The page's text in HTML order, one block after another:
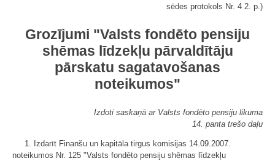
sēdes protokols Nr. 4 2. p.)
Grozījumi "Valsts fondēto pensiju
shēmas līdzekļu pārvaldītāju
pārskatu sagatavošanas
noteikumos"
Izdoti saskaņā ar Valsts fondēto pensiju likuma
14. panta trešo daļu
1. Izdarīt Finanšu un kapitāla tirgus komisijas 14.09.2007.
noteikumos Nr. 125 "Valsts fondēto pensiju shēmas līdzekļu